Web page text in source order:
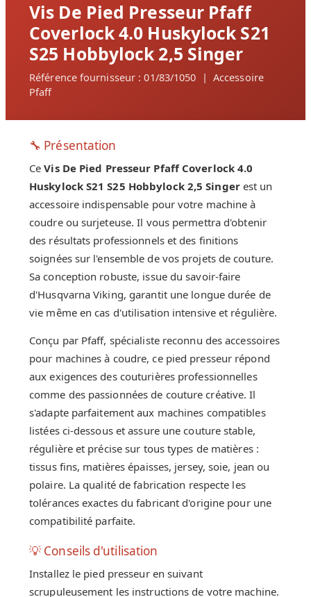
Vis De Pied Presseur Pfaff
Coverlock 4.0 Huskylock S21
S25 Hobbylock 2,5 Singer
Référence fournisseur : 01/83/1050 | Accessoire
Pfaff
🔧 Présentation
CeVis De Pied Presseur Pfaff Coverlock 4.0
Huskylock S21 S25 Hobbylock 2,5 Singerest un
accessoire indispensable pour votre machine à
coudre ou surjeteuse. Il vous permettra d'obtenir
des résultats professionnels et des finitions
soignées sur l'ensemble de vos projets de couture.
Sa conception robuste, issue du savoir-faire
d'Husqvarna Viking, garantit une longue durée de
vie même en cas d'utilisation intensive et régulière.
Conçu par Pfaff, spécialiste reconnu des accessoires
pour machines à coudre, ce pied presseur répond
aux exigences des couturières professionnelles
comme des passionnées de couture créative. Il
s'adapte parfaitement aux machines compatibles
listées ci-dessous et assure une couture stable,
régulière et précise sur tous types de matières :
tissus fins, matières épaisses, jersey, soie, jean ou
polaire. La qualité de fabrication respecte les
tolérances exactes du fabricant d'origine pour une
compatibilité parfaite.
💡 Conseils d'utilisation
Installez le pied presseur en suivant
scrupuleusement les instructions de votre machine.